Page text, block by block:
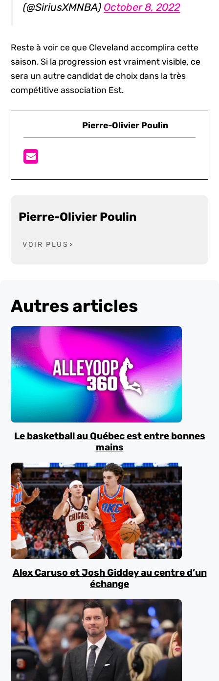
(@SiriusXMNBA) October 8, 2022
Reste à voir ce que Cleveland accomplira cette
saison. Si la progression est vraiment visible, ce
sera un autre candidat de choix dans la très
compétitive association Est.
Pierre-Olivier Poulin
Pierre-Olivier Poulin
VOIR PLUS
Autres articles
Le basketball au Québec est entre bonnes
mains
Alex Caruso et Josh Giddey au centre d’un
échange